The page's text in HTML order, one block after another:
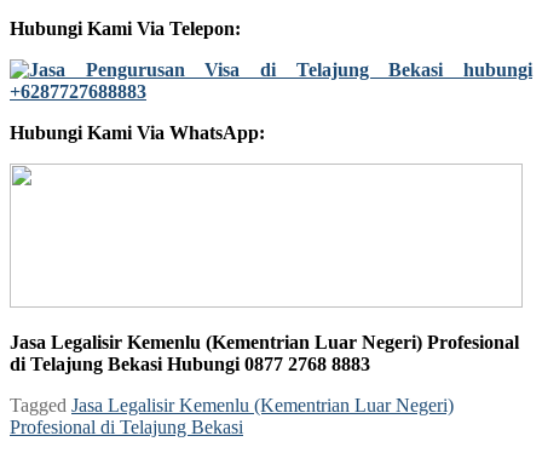
Hubungi Kami Via Telepon:
Hubungi Kami Via WhatsApp:
Jasa Legalisir Kemenlu (Kementrian Luar Negeri) Profesional
di Telajung Bekasi Hubungi 0877 2768 8883
Tagged Jasa Legalisir Kemenlu (Kementrian Luar Negeri)
Profesional di Telajung Bekasi